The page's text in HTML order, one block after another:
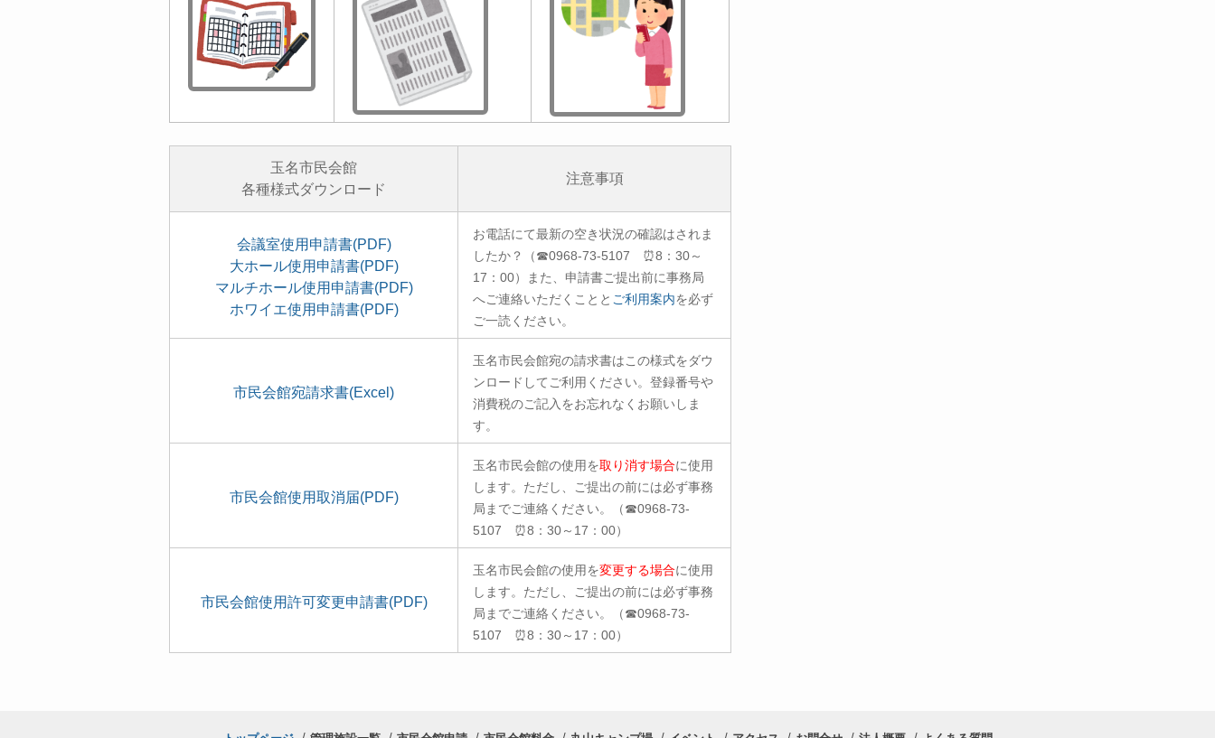
玉名市民会館
各種様式ダウンロード
注意事項
会議室使用申請書(PDF)
大ホール使用申請書(PDF)
マルチホール使用申請書(PDF)
ホワイエ使用申請書(PDF)
お電話にて最新の空き状況の確認はされま
したか？（☎0968-73-5107 ⏰8：30～
17：00）また、申請書ご提出前に事務局
へご連絡いただくことと ご利用案内を必ず
ご一読ください。
市民会館宛請求書(Excel)
玉名市民会館宛の請求書はこの様式をダウ
ンロードしてご利用ください。登録番号や
消費税のご記入をお忘れなくお願いしま
す。
市民会館使用取消届(PDF)
玉名市民会館の使用を取り消す場合に使用
します。ただし、ご提出の前には必ず事務
局までご連絡ください。（☎0968-73-
5107 ⏰8：30～17：00）
市民会館使用許可変更申請書(PDF)
玉名市民会館の使用を変更する場合に使用
します。ただし、ご提出の前には必ず事務
局までご連絡ください。（☎0968-73-
5107 ⏰8：30～17：00）